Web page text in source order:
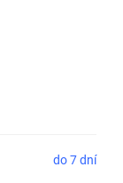
do 7 dní